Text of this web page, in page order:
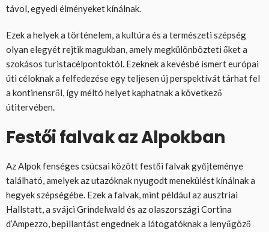
távol, egyedi élményeket kínálnak.
Ezek a helyek a történelem, a kultúra és a természeti szépség
olyan elegyét rejtik magukban, amely megkülönbözteti őket a
szokásos turistacélpontoktól. Ezeknek a kevésbé ismert európai
úti céloknak a felfedezése egy teljesen új perspektívát tárhat fel
a kontinensről, így méltó helyet kaphatnak a következő
útitervében.
Festői falvak az Alpokban
Az Alpok fenséges csúcsai között festői falvak gyűjteménye
található, amelyek az utazóknak nyugodt menekülést kínálnak a
hegyek szépségébe. Ezek a falvak, mint például az ausztriai
Hallstatt, a svájci Grindelwald és az olaszországi Cortina
d’Ampezzo, bepillantást engednek a látogatóknak a lenyűgöző